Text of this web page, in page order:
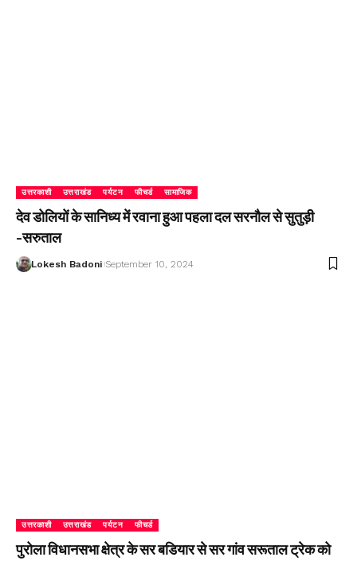
उत्तरकाशी उत्तराखंड पर्यटन फीचर्ड सामाजिक
देव डोलियों के सानिध्य में रवाना हुआ पहला दल सरनौल से सुतुड़ी
-सरुताल
Lokesh Badoni September 10, 2024
उत्तरकाशी उत्तराखंड पर्यटन फीचर्ड
पुरोला विधानसभा क्षेत्र के सर बडियार से सर गांव सरूताल ट्रेक को